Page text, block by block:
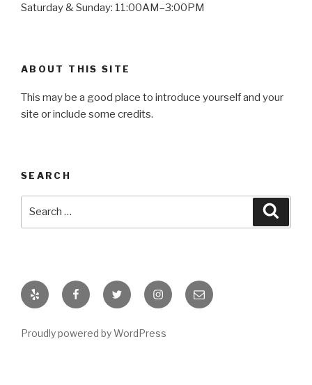
Saturday & Sunday: 11:00AM–3:00PM
ABOUT THIS SITE
This may be a good place to introduce yourself and your
site or include some credits.
SEARCH
Yelp FacebookTwitter InstagramEmail
Proudly powered by WordPress